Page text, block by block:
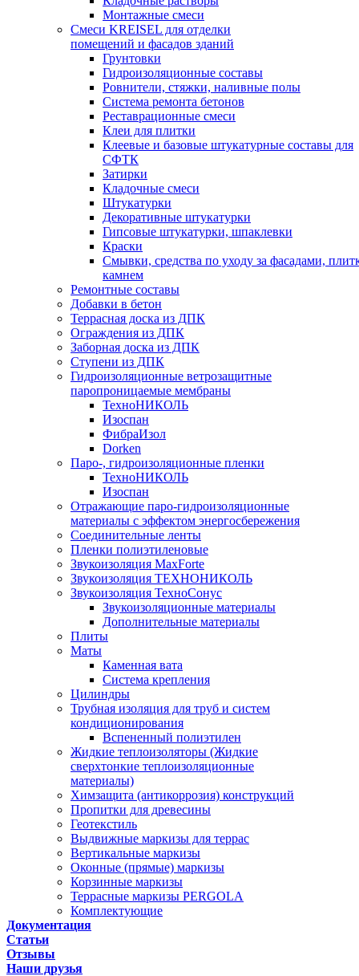
Монтажные смеси
Смеси KREISEL для отделки
помещений и фасадов зданий
Грунтовки
Гидроизоляционные составы
Ровнители, стяжки, наливные полы
Cистема ремонта бетонов
Реставрационные смеси
Клеи для плитки
Клеевые и базовые штукатурные составы для
СФТК
Затирки
Кладочные смеси
Штукатурки
Декоративные штукатурки
Гипсовые штукатурки, шпаклевки
Краски
Смывки, средства по уходу за фасадами,
камнем
Ремонтные составы
Добавки в бетон
Террасная доска из ДПК
Ограждения из ДПК
Заборная доска из ДПК
Ступени из ДПК
Гидроизоляционные ветрозащитные
паропроницаемые мембраны
ТехноНИКОЛЬ
Изоспан
ФибраИзол
Dorken
Паро-, гидроизоляционные пленки
ТехноНИКОЛЬ
Изоспан
Отражающие паро-гидроизоляционные
материалы с эффектом энергосбережения
Соединительные ленты
Пленки полиэтиленовые
Звукоизоляция MaxForte
Звукоизоляция ТЕХНОНИКОЛЬ
Звукоизоляция ТехноСонус
Звукоизоляционные материалы
Дополнительные материалы
Плиты
Маты
Каменная вата
Система крепления
Цилиндры
Трубная изоляция для труб и систем
кондиционирования
Вспененный полиэтилен
Жидкие теплоизоляторы (Жидкие
сверхтонкие теплоизоляционные
материалы)
Химзащита (антикоррозия) конструкций
Пропитки для древесины
Геотекстиль
Выдвижные маркизы для террас
Вертикальные маркизы
Оконные (прямые) маркизы
Корзинные маркизы
Террасные маркизы PERGOLA
Комплектующие
Документация
Статьи
Отзывы
Наши друзья